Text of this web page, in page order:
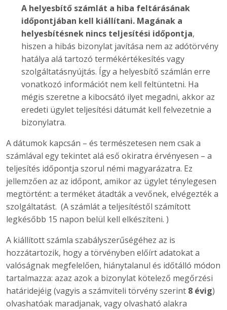
A helyesbítő számlát a hiba feltárásának
időpontjában kell kiállítani. Magának a
helyesbítésnek nincs teljesítési időpontja,
hiszen a hibás bizonylat javítása nem az adótörvény
hatálya alá tartozó termékértékesítés vagy
szolgáltatásnyújtás. Így a helyesbítő számlán erre
vonatkozó információt nem kell feltüntetni. Ha
mégis szeretne a kibocsátó ilyet megadni, akkor az
eredeti ügylet teljesítési dátumát kell felvezetnie a
bizonylatra.
A dátumok kapcsán – és természetesen nem csak a
számlával egy tekintet alá eső okiratra érvényesen – a
teljesítés időpontja szorul némi magyarázatra. Ez
jellemzően az az időpont, amikor az ügylet ténylegesen
megtörtént: a terméket átadták a vevőnek, elvégezték a
szolgáltatást. (A számlát a teljesítéstől számított
legkésőbb 15 napon belül kell elkészíteni. )
A kiállított számla szabályszerűségéhez az is
hozzátartozik, hogy a törvényben előírt adatokat a
valóságnak megfelelően, hiánytalanul és időtálló módon
tartalmazza: azaz azok a bizonylat kötelező megőrzési
határidejéig (vagyis a számviteli törvény szerint 8 évig)
olvashatóak maradjanak, vagy olvasható alakra